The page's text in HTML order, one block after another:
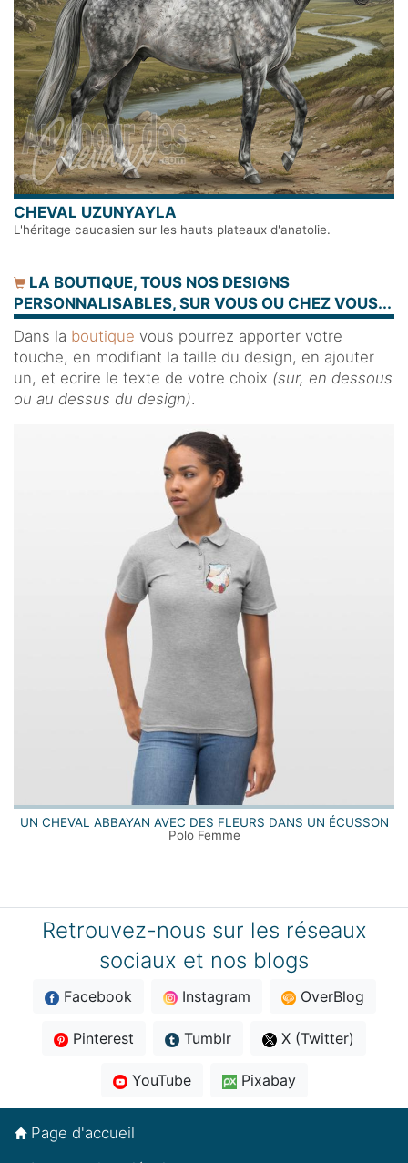
CHEVAL UZUNYAYLA
L'héritage caucasien sur les hauts plateaux d'anatolie.
LA BOUTIQUE, TOUS NOS DESIGNS
PERSONNALISABLES, SUR VOUS OU CHEZ VOUS...
Dans la boutique vous pourrez apporter votre
touche, en modifiant la taille du design, en ajouter
un, et ecrire le texte de votre choix (sur, en dessous
ou au dessus du design).
UN CHEVAL ABBAYAN AVEC DES FLEURS DANS UN ÉCUSSON
Polo Femme
Retrouvez-nous sur les réseaux
sociaux et nos blogs
Facebook Instagram OverBlog
Pinterest Tumblr X (Twitter)
YouTube Pixabay
Page d'accueil